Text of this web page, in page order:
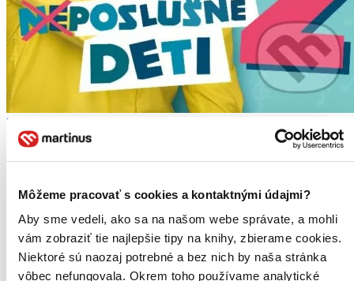
Môžeme pracovať s cookies a kontaktnými údajmi?
Aby sme vedeli, ako sa na našom webe správate, a mohli
vám zobraziť tie najlepšie tipy na knihy, zbierame cookies.
Niektoré sú naozaj potrebné a bez nich by naša stránka
vôbec nefungovala. Okrem toho používame analytické
Miro Jaroš: DVD pre (ne)poslušné deti 2
Konečne je tu dlhoočakávané druhé DVD Mira Jaroša plné nových,
motivačných videoklipov pre deti...
DVD film
9,40 €
Na sklade 1 ks